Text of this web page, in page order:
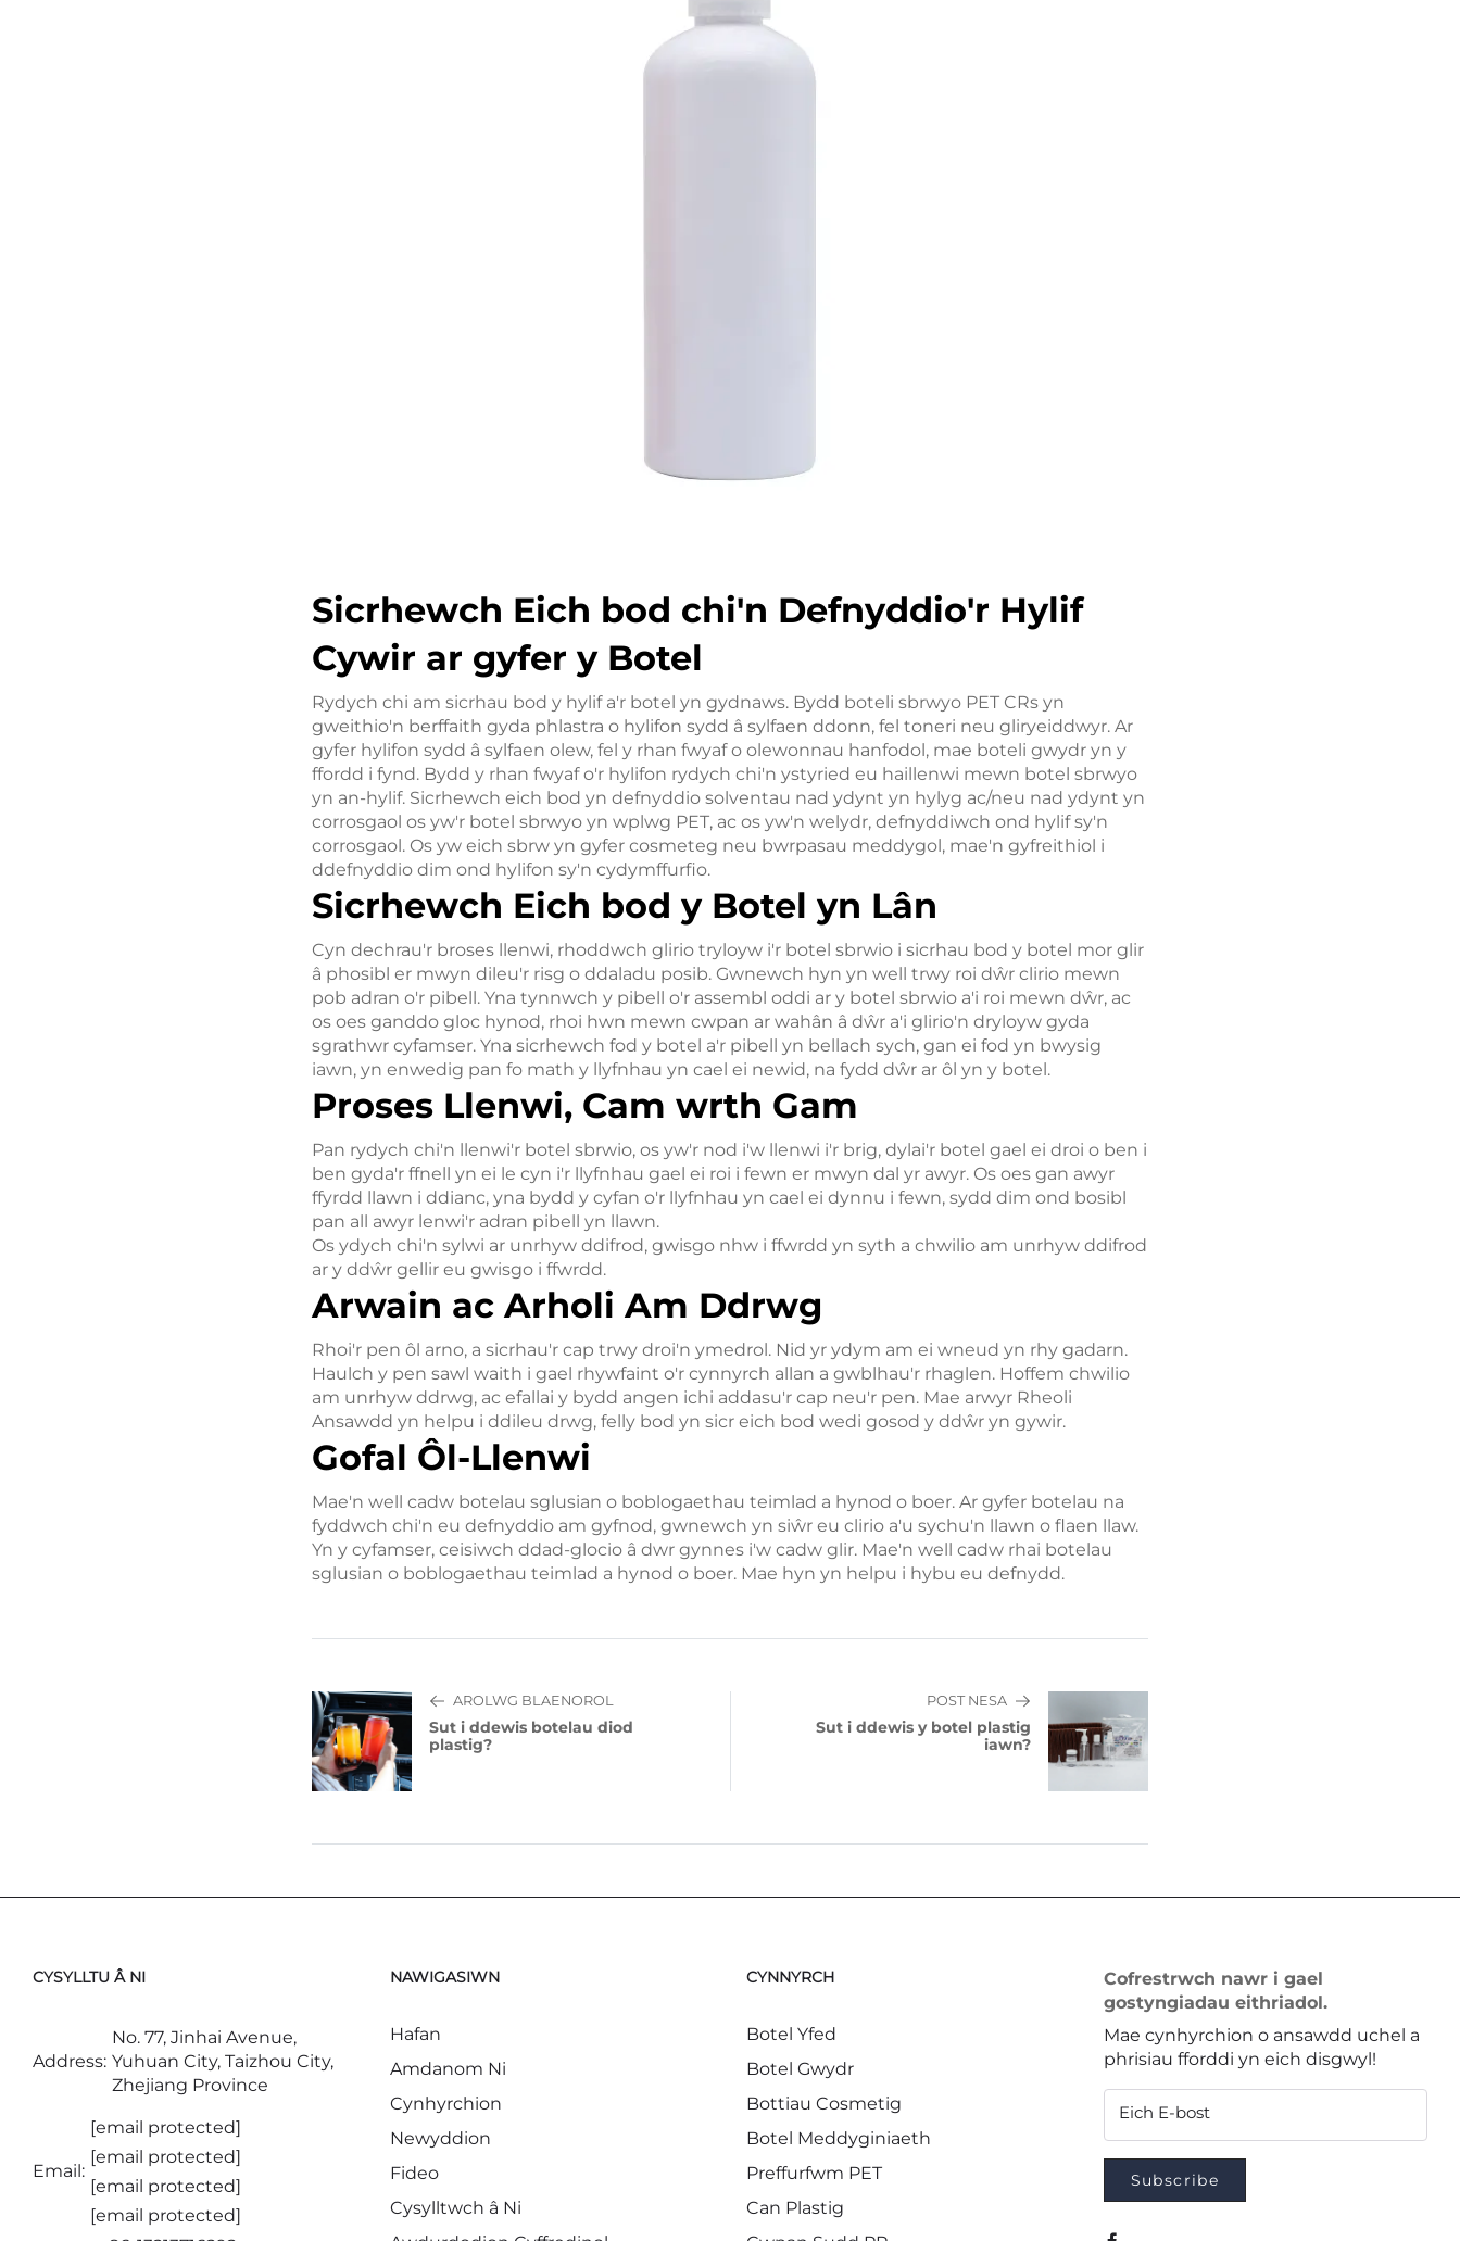
Sicrhewch Eich bod chi'n Defnyddio'r Hylif
Cywir ar gyfer y Botel
Rydych chi am sicrhau bod y hylif a'r botel yn gydnaws. Bydd boteli sbrwyo PET CRs yn
gweithio'n berffaith gyda phlastra o hylifon sydd â sylfaen ddonn, fel toneri neu gliryeiddwyr. Ar
gyfer hylifon sydd â sylfaen olew, fel y rhan fwyaf o olewonnau hanfodol, mae boteli gwydr yn y
ffordd i fynd. Bydd y rhan fwyaf o'r hylifon rydych chi'n ystyried eu haillenwi mewn botel sbrwyo
yn an-hylif. Sicrhewch eich bod yn defnyddio solventau nad ydynt yn hylyg ac/neu nad ydynt yn
corrosgaol os yw'r botel sbrwyo yn wplwg PET, ac os yw'n welydr, defnyddiwch ond hylif sy'n
corrosgaol. Os yw eich sbrw yn gyfer cosmeteg neu bwrpasau meddygol, mae'n gyfreithiol i
ddefnyddio dim ond hylifon sy'n cydymffurfio.
Sicrhewch Eich bod y Botel yn Lân
Cyn dechrau'r broses llenwi, rhoddwch glirio tryloyw i'r botel sbrwio i sicrhau bod y botel mor glir
â phosibl er mwyn dileu'r risg o ddaladu posib. Gwnewch hyn yn well trwy roi dŵr clirio mewn
pob adran o'r pibell. Yna tynnwch y pibell o'r assembl oddi ar y botel sbrwio a'i roi mewn dŵr, ac
os oes ganddo gloc hynod, rhoi hwn mewn cwpan ar wahân â dŵr a'i glirio'n dryloyw gyda
sgrathwr cyfamser. Yna sicrhewch fod y botel a'r pibell yn bellach sych, gan ei fod yn bwysig
iawn, yn enwedig pan fo math y llyfnhau yn cael ei newid, na fydd dŵr ar ôl yn y botel.
Proses Llenwi, Cam wrth Gam
Pan rydych chi'n llenwi'r botel sbrwio, os yw'r nod i'w llenwi i'r brig, dylai'r botel gael ei droi o ben i
ben gyda'r ffnell yn ei le cyn i'r llyfnhau gael ei roi i fewn er mwyn dal yr awyr. Os oes gan awyr
ffyrdd llawn i ddianc, yna bydd y cyfan o'r llyfnhau yn cael ei dynnu i fewn, sydd dim ond bosibl
pan all awyr lenwi'r adran pibell yn llawn.
Os ydych chi'n sylwi ar unrhyw ddifrod, gwisgo nhw i ffwrdd yn syth a chwilio am unrhyw ddifrod
ar y ddŵr gellir eu gwisgo i ffwrdd.
Arwain ac Arholi Am Ddrwg
Rhoi'r pen ôl arno, a sicrhau'r cap trwy droi'n ymedrol. Nid yr ydym am ei wneud yn rhy gadarn.
Haulch y pen sawl waith i gael rhywfaint o'r cynnyrch allan a gwblhau'r rhaglen. Hoffem chwilio
am unrhyw ddrwg, ac efallai y bydd angen ichi addasu'r cap neu'r pen. Mae arwyr Rheoli
Ansawdd yn helpu i ddileu drwg, felly bod yn sicr eich bod wedi gosod y ddŵr yn gywir.
Gofal Ôl-Llenwi
Mae'n well cadw botelau sglusian o boblogaethau teimlad a hynod o boer. Ar gyfer botelau na
fyddwch chi'n eu defnyddio am gyfnod, gwnewch yn siŵr eu clirio a'u sychu'n llawn o flaen llaw.
Yn y cyfamser, ceisiwch ddad-glocio â dwr gynnes i'w cadw glir. Mae'n well cadw rhai botelau
sglusian o boblogaethau teimlad a hynod o boer. Mae hyn yn helpu i hybu eu defnydd.
AROLWG BLAENOROL
Sut i ddewis botelau diod
plastig?
POST NESA
Sut i ddewis y botel plastig
iawn?
CYSYLLTU Â NI
Address:
No. 77, Jinhai Avenue,
Yuhuan City, Taizhou City,
Zhejiang Province
Email:
[email protected]
[email protected]
[email protected]
[email protected]
NAWIGASIWN
Hafan
Amdanom Ni
Cynhyrchion
Newyddion
Fideo
Cysylltwch â Ni
CYNNYRCH
Botel Yfed
Botel Gwydr
Bottiau Cosmetig
Botel Meddyginiaeth
Preffurfwm PET
Can Plastig
Cofrestrwch nawr i gael
gostyngiadau eithriadol.
Mae cynhyrchion o ansawdd uchel a
phrisiau fforddi yn eich disgwyl!
Eich E-bost
Subscribe